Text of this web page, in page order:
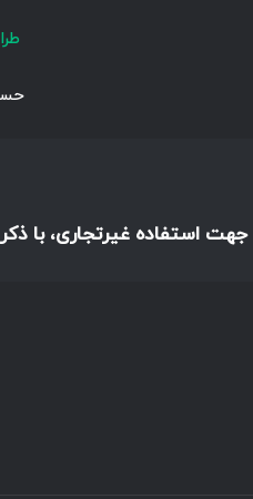
جهت استفاده غیرتجاری، با